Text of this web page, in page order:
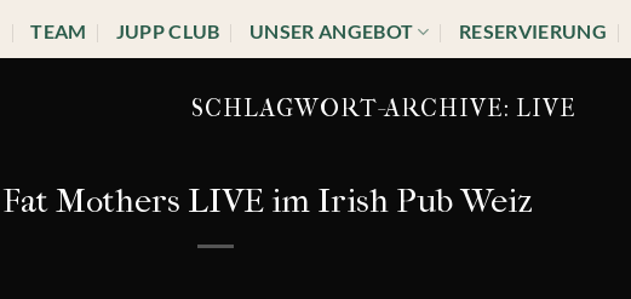
TEAM JUPP CLUB UNSER ANGEBOT RESERVIERUNG
SCHLAGWORT-ARCHIVE: LIVE
Mothers LIVE im Irish Pub Weiz